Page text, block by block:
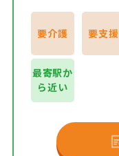
要介護 要支援
最寄駅か
ら近い